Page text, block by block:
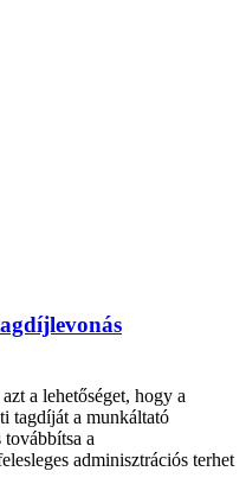
a lehetőséget, hogy a
tagdíját a munkáltató
a
adminisztrációs terhet